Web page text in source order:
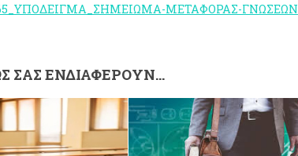
ΜΕΤΑΦΟΡΑΣ-ΓΝΩΣΕΩΝ
ΣΑΣ ΕΝΔΙΑΦΈΡΟΥΝ…